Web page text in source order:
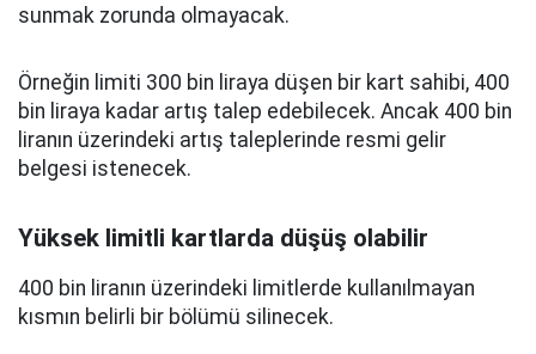
sunmak zorunda olmayacak.
Örneğin limiti 300 bin liraya düşen bir kart sahibi, 400
bin liraya kadar artış talep edebilecek. Ancak 400 bin
liranın üzerindeki artış taleplerinde resmi gelir
belgesi istenecek.
Yüksek limitli kartlarda düşüş olabilir
400 bin liranın üzerindeki limitlerde kullanılmayan
kısmın belirli bir bölümü silinecek.